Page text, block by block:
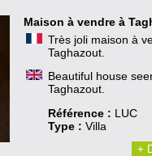
Maison à vendre à
Très joli maison à
Taghazout.
Beautiful house
Taghazout.
Référence : LUC
Type : Villa
+